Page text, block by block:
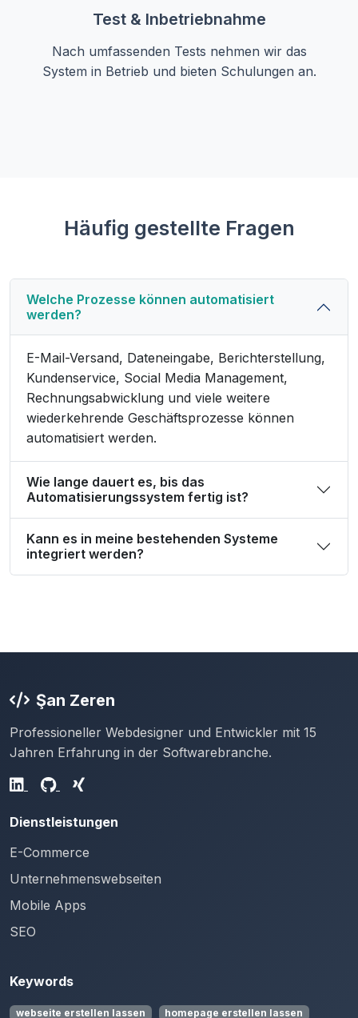
Test & Inbetriebnahme
Nach umfassenden Tests nehmen wir das
System in Betrieb und bieten Schulungen an.
Häufig gestellte Fragen
Welche Prozesse können automatisiert
werden?
E-Mail-Versand, Dateneingabe, Berichterstellung,
Kundenservice, Social Media Management,
Rechnungsabwicklung und viele weitere
wiederkehrende Geschäftsprozesse können
automatisiert werden.
Wie lange dauert es, bis das
Automatisierungssystem fertig ist?
Kann es in meine bestehenden Systeme
integriert werden?
Şan Zeren
Professioneller Webdesigner und Entwickler mit 15
Jahren Erfahrung in der Softwarebranche.
Dienstleistungen
E-Commerce
Unternehmenswebseiten
Mobile Apps
SEO
Keywords
webseite erstellen lassen homepage erstellen lassen